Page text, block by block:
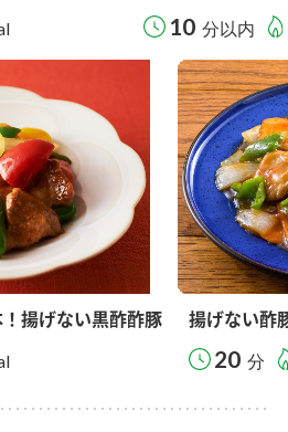
10 分以内
！揚げない黒酢酢豚 揚げない酢
20 分